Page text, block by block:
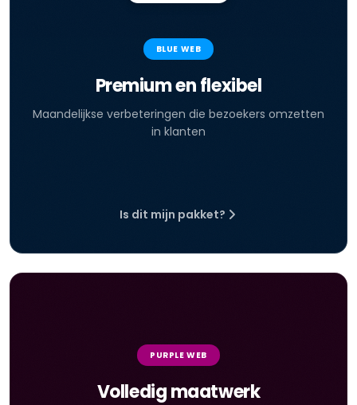
BLUE WEB
Premium en flexibel
Maandelijkse verbeteringen die bezoekers omzetten
in klanten
Is dit mijn pakket?
PURPLE WEB
Volledig maatwerk